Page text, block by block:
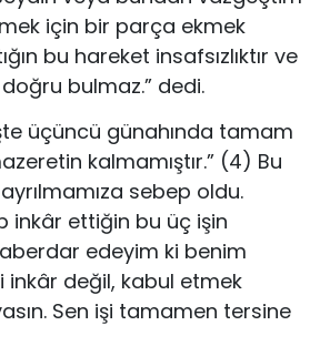
için bir parça ekmek
bu hareket insafsızlıktır ve
bulmaz.” dedi.
işte üçüncü günahında tamam
kalmamıştır.” (4) Bu
sebep oldu.
inkâr ettiğin bu üç işin
edeyim ki benim
inkâr değil, kabul etmek
Sen işi tamamen tersine